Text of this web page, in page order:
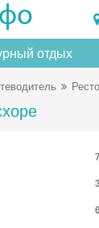
отдых
3
6